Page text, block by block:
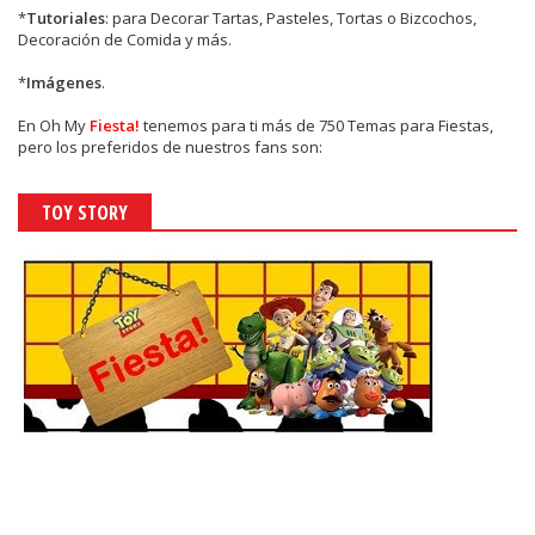
*Tutoriales: para Decorar Tartas, Pasteles, Tortas o Bizcochos,
Decoración de Comida y más.
*Imágenes.
En Oh My Fiesta! tenemos para ti más de 750 Temas para Fiestas,
pero los preferidos de nuestros fans son:
TOY STORY